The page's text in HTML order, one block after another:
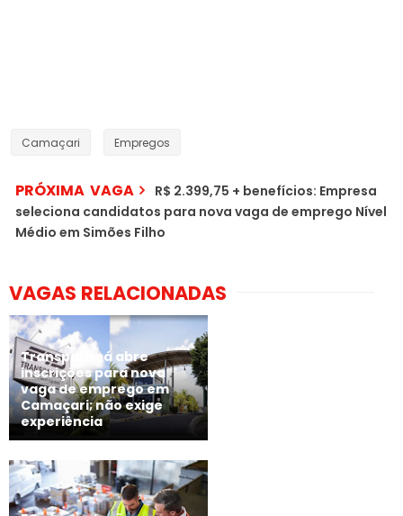
Camaçari Empregos
PRÓXIMA VAGA
R$ 2.399,75 + benefícios: Empresa
seleciona candidatos para nova vaga de emprego Nível
Médio em Simões Filho
VAGAS RELACIONADAS
Transparaná abre
inscrições para nova
vaga de emprego em
Camaçari; não exige
experiência